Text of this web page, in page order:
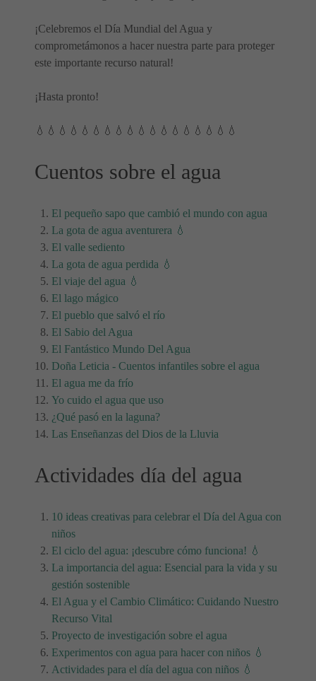
¡Celebremos el Día Mundial del Agua y
comprometámonos a hacer nuestra parte para proteger
este importante recurso natural!
¡Hasta pronto!
💧💧💧💧💧💧💧💧💧💧💧💧💧💧💧💧💧💧
Cuentos sobre el agua
El pequeño sapo que cambió el mundo con agua
La gota de agua aventurera 💧
El valle sediento
La gota de agua perdida 💧
El viaje del agua 💧
El lago mágico
El pueblo que salvó el río
El Sabio del Agua
El Fantástico Mundo Del Agua
Doña Leticia - Cuentos infantiles sobre el agua
El agua me da frío
Yo cuido el agua que uso
¿Qué pasó en la laguna?
Las Enseñanzas del Dios de la Lluvia
Actividades día del agua
10 ideas creativas para celebrar el Día del Agua con
niños
El ciclo del agua: ¡descubre cómo funciona! 💧
La importancia del agua: Esencial para la vida y su
gestión sostenible
El Agua y el Cambio Climático: Cuidando Nuestro
Recurso Vital
Proyecto de investigación sobre el agua
Experimentos con agua para hacer con niños 💧
Actividades para el día del agua con niños 💧